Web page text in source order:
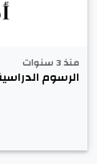
منذ 3 سنوات
الرسوم الدراسية -